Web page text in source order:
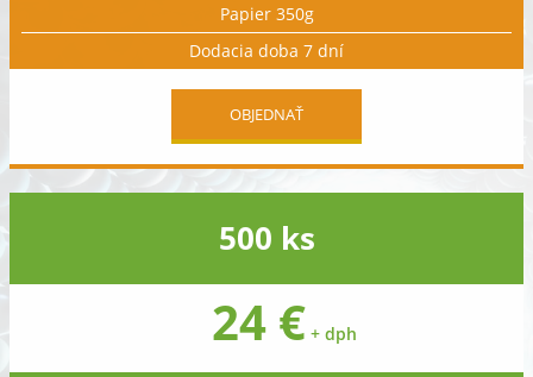
Papier 350g
Dodacia doba 7 dní
OBJEDNAŤ
500 ks
24 € + dph